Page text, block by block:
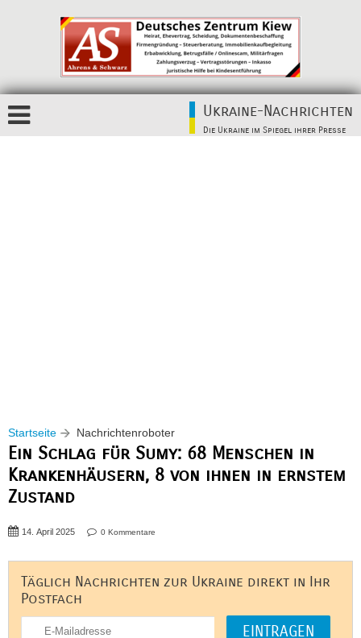
Ukraine-Nachrichten
Die Ukraine im Spiegel ihrer Presse
Startseite Nachrichtenroboter
Ein Schlag für Sumy: 68 Menschen in
Krankenhäusern, 8 von ihnen in ernstem
Zustand
14. April 2025 0 Kommentare
Täglich Nachrichten zur Ukraine direkt in Ihr
Postfach